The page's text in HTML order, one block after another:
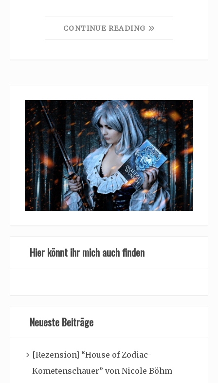
CONTINUE READING
Hier könnt ihr mich auch finden
Neueste Beiträge
[Rezension] “House of Zodiac-
Kometenschauer” von Nicole Böhm